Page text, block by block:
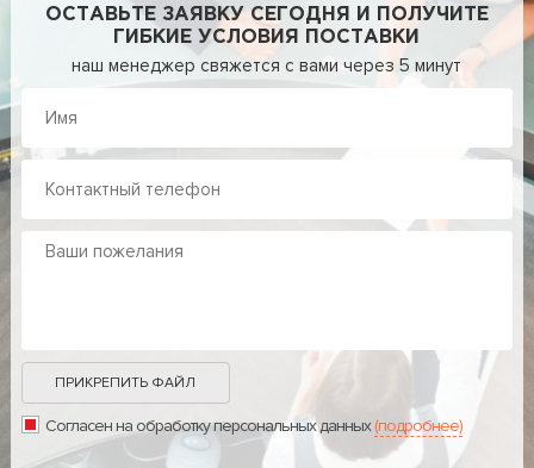
ОСТАВЬТЕ ЗАЯВКУ СЕГОДНЯ И ПОЛУЧИТЕ
ГИБКИЕ УСЛОВИЯ ПОСТАВКИ
наш менеджер свяжется с вами через 5 минут
ПРИКРЕПИТЬ ФАЙЛ
Согласен на обработку персональных данных(подробнее)